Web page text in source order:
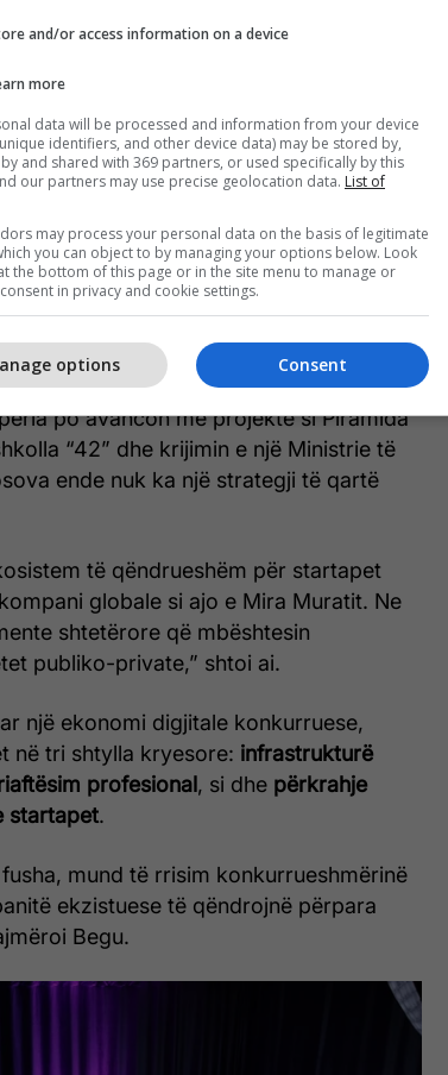
po avancon me projekte si Piramida
“42” dhe krijimin e një Ministrie të
ende nuk ka një strategji të qartë
të qëndrueshëm për startapet
globale si ajo e Mira Muratit. Ne
shtetërore që mbështesin
publiko-private,” shtoi ai.
një ekonomi digjitale konkurruese,
në tri shtylla kryesore: infrastrukturë
profesional, si dhe përkrahje
startapet.
mund të rrisim konkurrueshmërinë
ekzistuese të qëndrojnë përpara
Begu.
and/or access information on a device
more
data will be processed and information from your device
identifiers, and other device data) may be stored by,
and shared with 369 partners, or used specifically by this
our partners may use precise geolocation data. List of
may process your personal data on the basis of legitimate
you can object to by managing your options below. Look
the bottom of this page or in the site menu to manage or
in privacy and cookie settings.
Consent
options